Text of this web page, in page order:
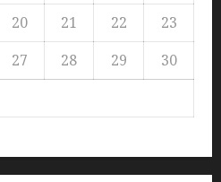
20 21 22
23
27 28 29
30